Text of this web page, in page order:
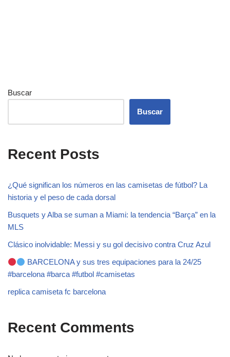
Buscar
Buscar
Recent Posts
¿Qué significan los números en las camisetas de fútbol? La
historia y el peso de cada dorsal
Busquets y Alba se suman a Miami: la tendencia “Barça” en la
MLS
Clásico inolvidable: Messi y su gol decisivo contra Cruz Azul
BARCELONA y sus tres equipaciones para la 24/25
#barcelona #barca #futbol #camisetas
replica camiseta fc barcelona
Recent Comments